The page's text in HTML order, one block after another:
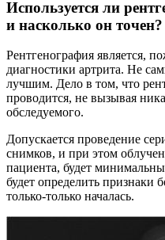
Используется ли
и насколько он
Рентгенография является,
диагностики артрита. Не
лучшим. Дело в том, что
проводится, не вызывая
обследуемого.
Допускается проведение
снимков, и при этом
пациента, будет
будет определить признаки
только-только началась.